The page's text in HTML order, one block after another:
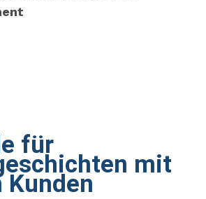
für
mit
Kunden